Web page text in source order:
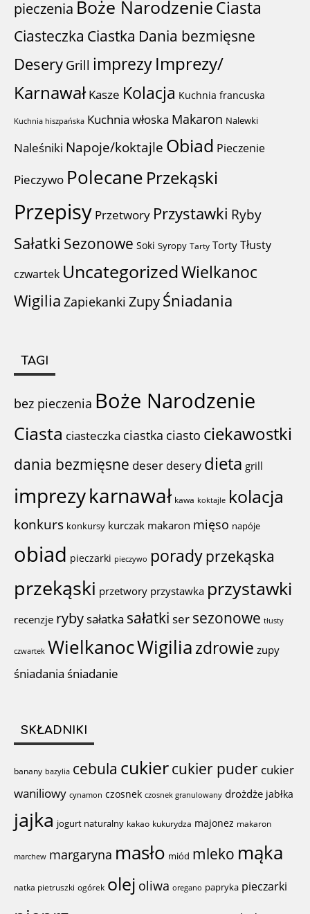
pieczenia Boże NarodzenieCiasta
Ciasteczka Ciastka Dania bezmięsne
Desery Grill imprezyImprezy/
Karnawał Kasze Kolacja Kuchnia francuska
Kuchnia hiszpańska Kuchnia włoska Makaron Nalewki
Naleśniki Napoje/koktajle Obiad Pieczenie
Pieczywo Polecane Przekąski
Przepisy Przetwory Przystawki Ryby
Sałatki Sezonowe Soki Syropy Tarty Torty Tłusty
czwartek UncategorizedWielkanoc
Wigilia Zapiekanki ZupyŚniadania
TAGI
bez pieczenia Boże Narodzenie
Ciasta ciasteczka ciastka ciasto ciekawostki
dania bezmięsne deser desery dieta grill
imprezykarnawał kawa koktajle kolacja
konkurs konkursy kurczak makaron mięso napóje
obiad pieczarki pieczywo poradyprzekąska
przekąski przetwory przystawka przystawki
recenzje ryby sałatka sałatki ser sezonowe tłusty
czwartek WielkanocWigiliazdrowie zupy
śniadania śniadanie
SKŁADNIKI
banany bazylia cebula cukiercukier puder cukier
waniliowy cynamon czosnek czosnek granulowany drożdże jabłka
jajka jogurt naturalny kakao kukurydza majonez makaron
marchew margaryna masło miód mleko mąka
natka pietruszki ogórek olej oliwa oregano papryka pieczarki